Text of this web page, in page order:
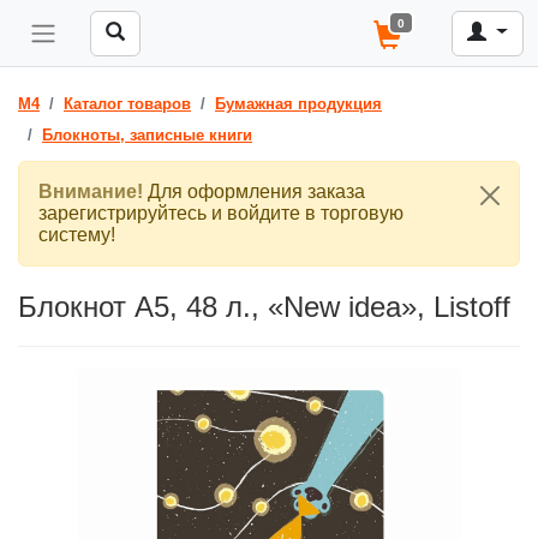
0
M4 Каталог товаров
Бумажная продукция
Блокноты, записные книги
Внимание! Для оформления заказа
зарегистрируйтесь и войдите в торговую
систему!
Блокнот А5, 48 л., «New idea», Listoff